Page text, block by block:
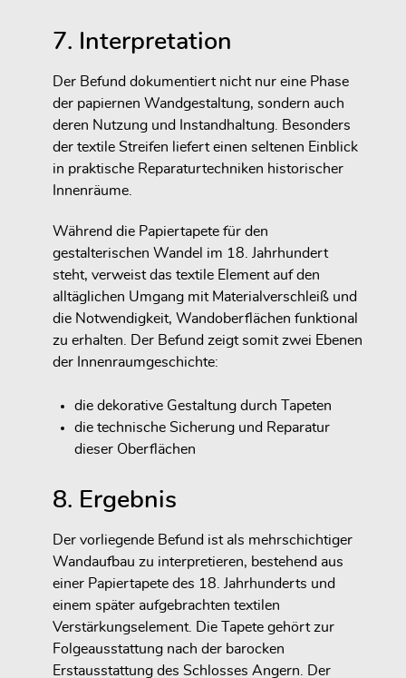
7. Interpretation
Der Befund dokumentiert nicht nur eine Phase
der papiernen Wandgestaltung, sondern auch
deren Nutzung und Instandhaltung. Besonders
der textile Streifen liefert einen seltenen Einblick
in praktische Reparaturtechniken historischer
Innenräume.
Während die Papiertapete für den
gestalterischen Wandel im 18. Jahrhundert
steht, verweist das textile Element auf den
alltäglichen Umgang mit Materialverschleiß und
die Notwendigkeit, Wandoberflächen funktional
zu erhalten. Der Befund zeigt somit zwei Ebenen
der Innenraumgeschichte:
die dekorative Gestaltung durch Tapeten
die technische Sicherung und Reparatur
dieser Oberflächen
8. Ergebnis
Der vorliegende Befund ist als mehrschichtiger
Wandaufbau zu interpretieren, bestehend aus
einer Papiertapete des 18. Jahrhunderts und
einem später aufgebrachten textilen
Verstärkungselement. Die Tapete gehört zur
Folgeausstattung nach der barocken
Erstausstattung des Schlosses Angern. Der